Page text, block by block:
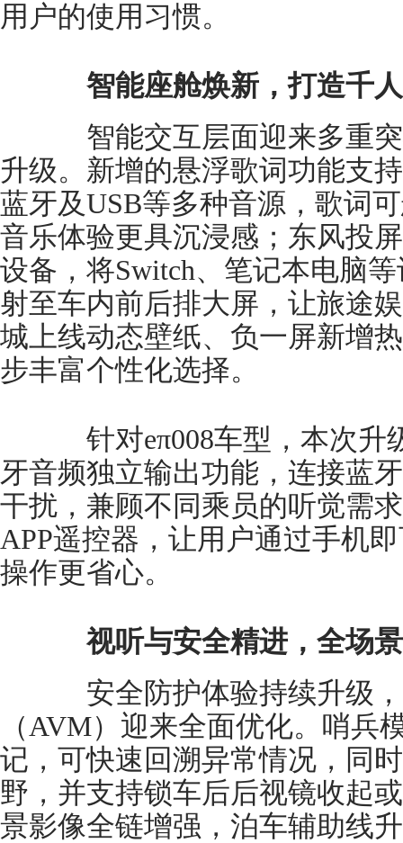
用户的使用习惯。
智能座舱焕新，打造千
智能交互层面迎来多重突
升级。新增的悬浮歌词功能支
蓝牙及USB等多种音源，歌词
音乐体验更具沉浸感；东风投
设备，将Switch、笔记本电脑
射至车内前后排大屏，让旅途
城上线动态壁纸、负一屏新增
步丰富个性化选择。
针对eπ008车型，本次升
牙音频独立输出功能，连接蓝
干扰，兼顾不同乘员的听觉需
APP遥控器，让用户通过手机
操作更省心。
视听与安全精进，全场
安全防护体验持续升级，
（AVM）迎来全面优化。哨兵
记，可快速回溯异常情况，同
野，并支持锁车后后视镜收起
景影像全链增强，泊车辅助线